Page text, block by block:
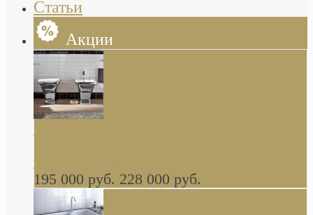
Статьи
Акции
Butterfly Scarabeo КОМПЛЕКТ санфаянса
глянцевая платина В НАЛИЧИИ
195 000 руб. 228 000 руб.